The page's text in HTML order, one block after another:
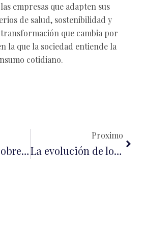
empresas que adapten sus
de salud, sostenibilidad y
que cambia por
la que la sociedad entiende la
cotidiano.
Conoce más sobre la labor del auditor de estados financieros
Proximo
La evolución de los implantes dentales